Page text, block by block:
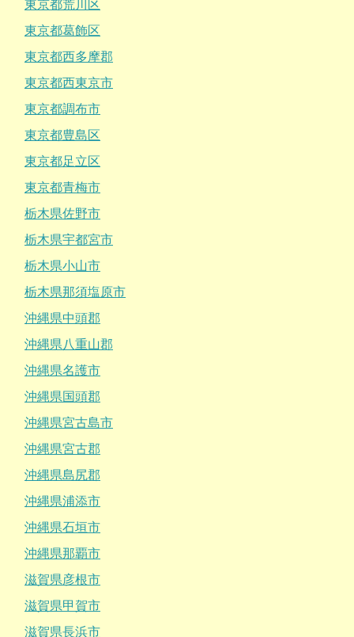
東京都荒川区
東京都葛飾区
東京都西多摩郡
東京都西東京市
東京都調布市
東京都豊島区
東京都足立区
東京都青梅市
栃木県佐野市
栃木県宇都宮市
栃木県小山市
栃木県那須塩原市
沖縄県中頭郡
沖縄県八重山郡
沖縄県名護市
沖縄県国頭郡
沖縄県宮古島市
沖縄県宮古郡
沖縄県島尻郡
沖縄県浦添市
沖縄県石垣市
沖縄県那覇市
滋賀県彦根市
滋賀県甲賀市
滋賀県長浜市